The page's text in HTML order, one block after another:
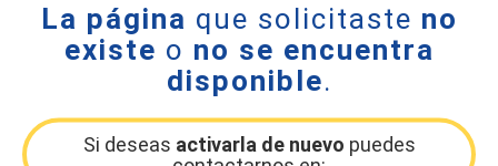
La página que solicitaste no
existe o no se encuentra
disponible.
Si deseas activarla de nuevo puedes